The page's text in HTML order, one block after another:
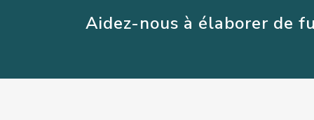
Aidez-nous à élaborer de